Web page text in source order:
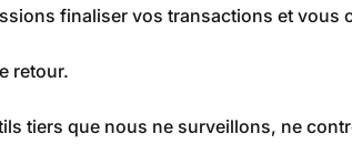
finaliser vos transactions et vous
retour.
tiers que nous ne surveillons, ne